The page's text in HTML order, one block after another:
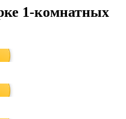
1-комнатных